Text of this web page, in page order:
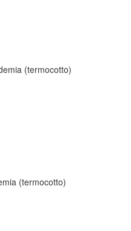
(termocotto)
(termocotto)